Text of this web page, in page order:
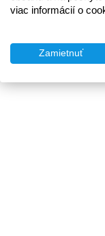
viac informácií o
Zamietnuť